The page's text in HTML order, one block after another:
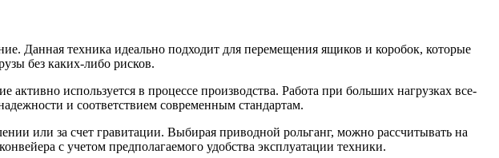
Данная техника идеально подходит для перемещения ящиков и коробок, которые
без каких-либо рисков.
используется в процессе производства. Работа при больших нагрузках все-
и соответствием современным стандартам.
или за счет гравитации. Выбирая приводной рольганг, можно рассчитывать на
с учетом предполагаемого удобства эксплуатации техники.